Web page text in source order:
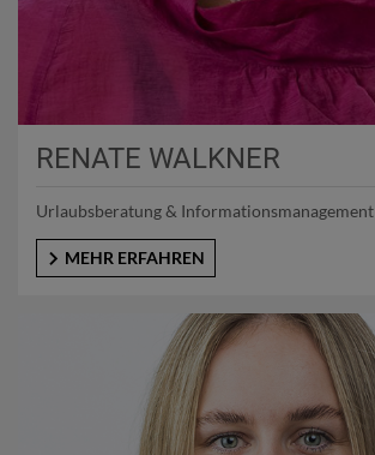
RENATE WALKNER
Urlaubsberatung & Informationsmanagement
MEHR ERFAHREN